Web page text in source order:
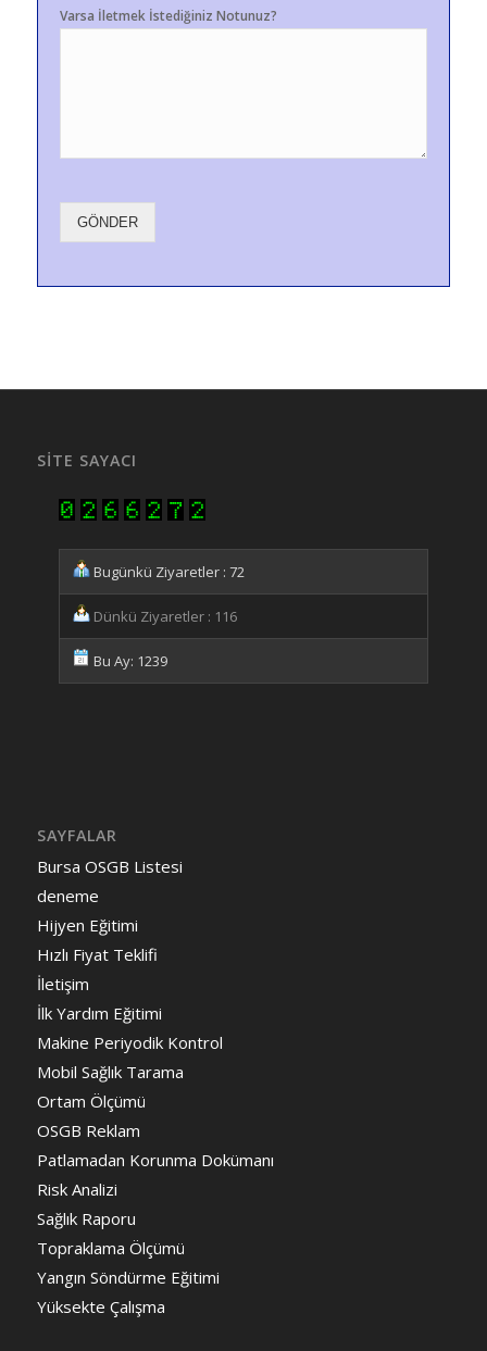
Varsa İletmek İstediğiniz Notunuz?
GÖNDER
SITE SAYACI
Bugünkü Ziyaretler : 72
Dünkü Ziyaretler : 116
Bu Ay: 1239
SAYFALAR
Bursa OSGB Listesi
deneme
Hijyen Eğitimi
Hızlı Fiyat Teklifi
İletişim
İlk Yardım Eğitimi
Makine Periyodik Kontrol
Mobil Sağlık Tarama
Ortam Ölçümü
OSGB Reklam
Patlamadan Korunma Dokümanı
Risk Analizi
Sağlık Raporu
Topraklama Ölçümü
Yangın Söndürme Eğitimi
Yüksekte Çalışma